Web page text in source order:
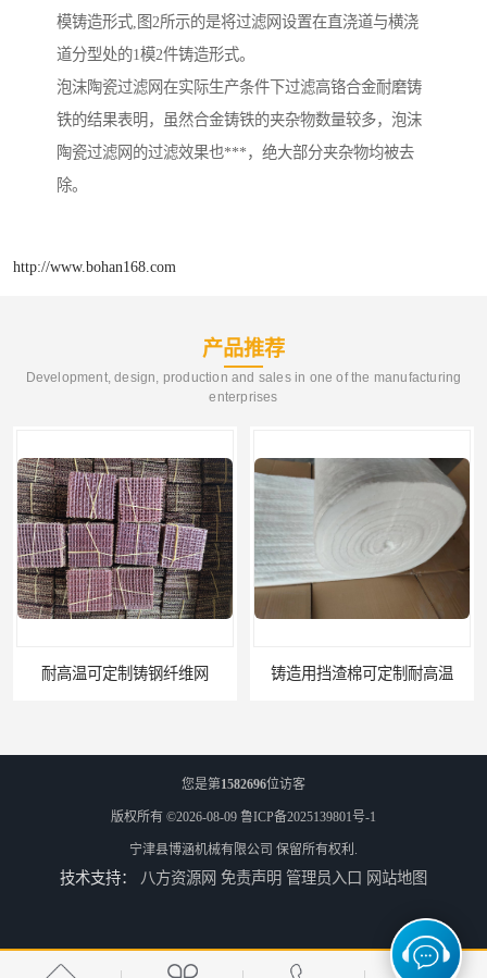
模铸造形式,图2所示的是将过滤网设置在直浇道与横浇
道分型处的1模2件铸造形式。
泡沫陶瓷过滤网在实际生产条件下过滤高铬合金耐磨铸
铁的结果表明，虽然合金铸铁的夹杂物数量较多，泡沫
陶瓷过滤网的过滤效果也***，绝大部分夹杂物均被去
除。
http://www.bohan168.com
产品推荐
Development, design, production and sales in one of the manufacturing
enterprises
耐高温可定制铸钢纤维网 铸造用挡渣棉可定制耐高温
西安铸造过滤网 延安铸造过滤网
您是第1582696位访客
版权所有 ©2026-08-09 鲁ICP备2025139801号-1
宁津县博涵机械有限公司 保留所有权利.
技术支持： 八方资源网 免责声明 管理员入口 网站地图